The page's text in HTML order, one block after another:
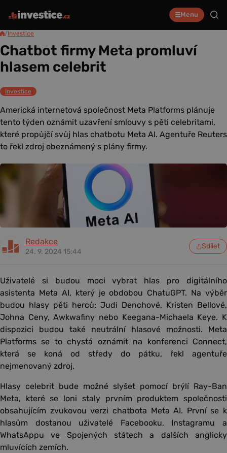
Menu
/Investice
Chatbot firmy Meta promluví
hlasem celebrit
Investice
Americká internetová společnost Meta Platforms plánuje
tento týden oznámit uzavření smlouvy s pěti celebritami,
které propůjčí svůj hlas chatbotu Meta AI. Agentuře Reuters
to řekl zdroj obeznámený s plány firmy.
Redakce
24. 9. 2024 15:44
Sdílet
Uživatelé si budou moci vybrat hlas pro digitálního
asistenta Meta AI, který je obdobou ChatuGPT. Na výběr
budou hlasy pěti herců: Judi Denchové, Kristen Bellové,
Johna Ceny, Awkwafiny nebo Keegana-Michaela Keye. K
dispozici budou také neutrální hlasové možnosti. Meta
Platforms se to chystá oznámit na konferenci Connect,
která se koná od středy do pátku, řekl agentuře
nejmenovaný zdroj.
Hlasy celebrit bude možné slyšet pomocí brýlí Ray-Ban
Meta, které se loni staly prvním produktem společnosti
obsahujícím zvukovou verzi chatbota Meta AI. První se k
hlasům dostanou uživatelé Facebooku, Instagramu a
WhatsAppu ve Spojených státech a dalších anglicky
mluvících zemích.